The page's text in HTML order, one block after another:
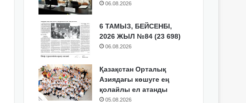
06.08.2026
6 ТАМЫЗ, БЕЙСЕНБІ,
2026 ЖЫЛ №84 (23 698)
06.08.2026
Қазақстан Орталық
Азиядағы көшуге ең
қолайлы ел атанды
05.08.2026